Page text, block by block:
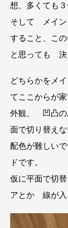
想、多くても
そして メイン
すること、こ
と思っても 決
どちらかをメ
てここからが家
外観、 凹凸
面で切り替え
配色が難しい
ドです。
仮に平面で切
アとか 線が入